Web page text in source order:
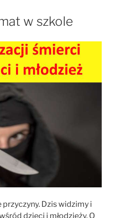
w szkole
przyczyny. Dzis widzimy i
dzieci i młodzieży. O